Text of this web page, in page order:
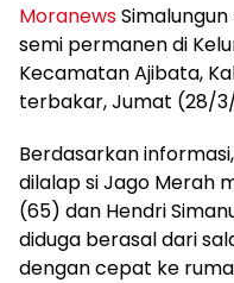
Moranews
semi permanen di
Kecamatan Ajibata,
terbakar, Jumat (28/
Berdasarkan
dilalap si Jago Merah
(65) dan Hendri
diduga berasal dari
dengan cepat ke